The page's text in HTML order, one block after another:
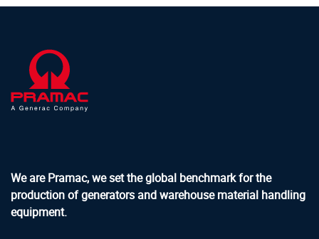
We are Pramac, we set the global benchmark for the
production of generators and warehouse material handling
equipment.